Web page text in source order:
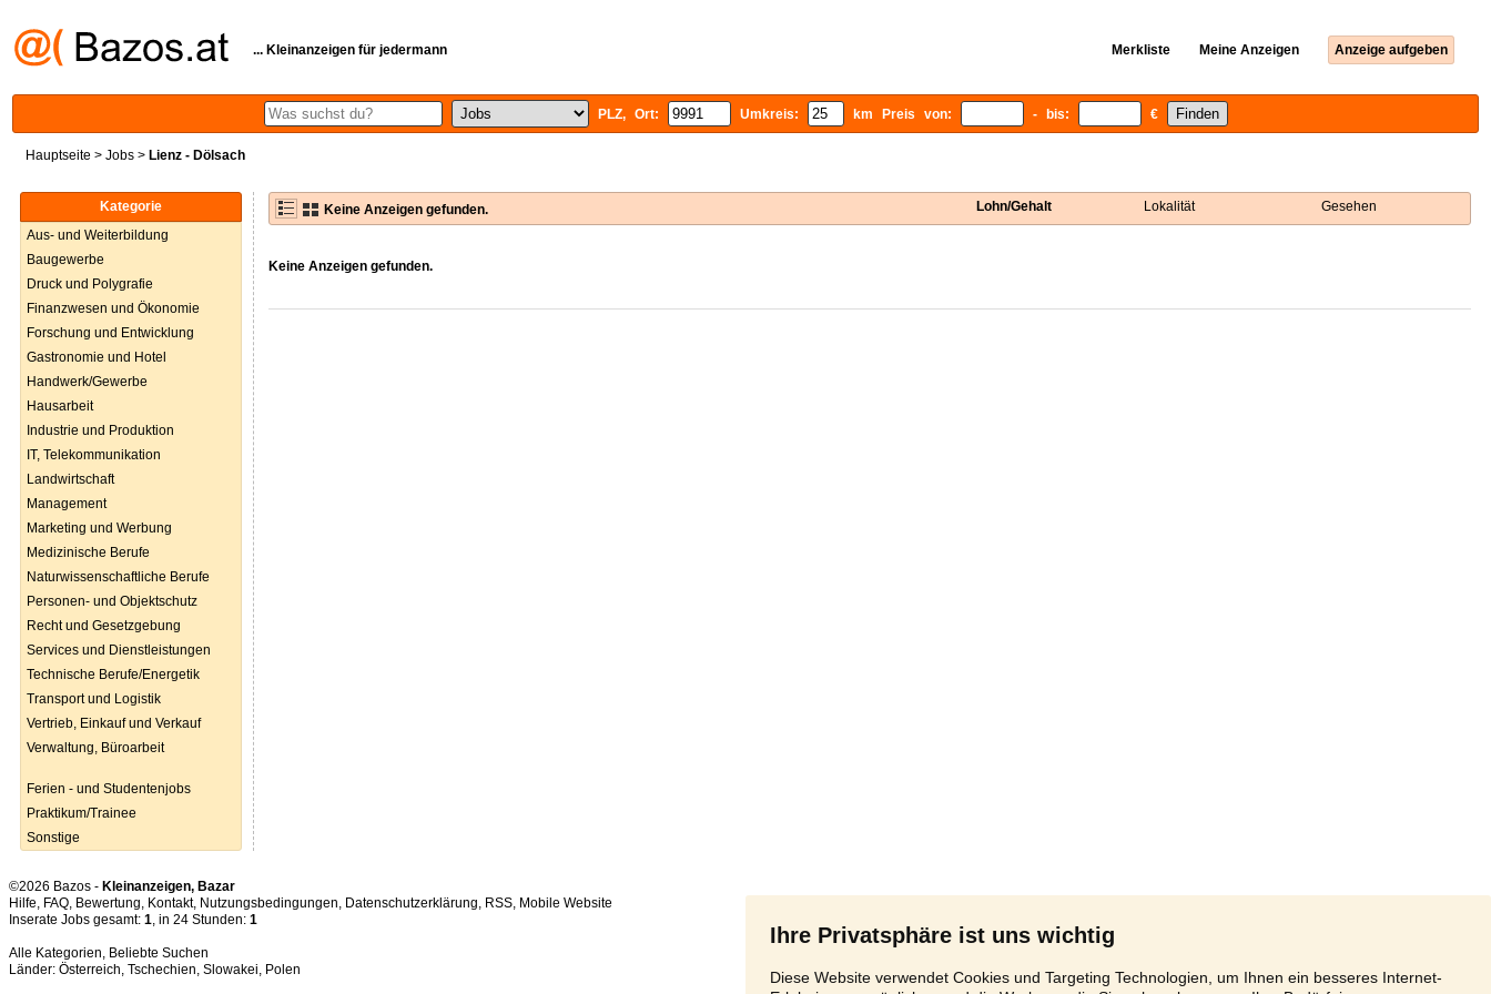
Ihre Privatsphäre ist uns wichtig
Diese Website verwendet Cookies und Targeting Technologien, um Ihnen ein besseres Internet-
... Kleinanzeigen für jedermann Merkliste Meine Anzeigen Anzeige aufgeben
PLZ, Ort: Umkreis: km Preis von: - bis: €
Hauptseite > Jobs > Lienz - Dölsach
Kategorie
Aus- und Weiterbildung
Baugewerbe
Druck und Polygrafie
Finanzwesen und Ökonomie
Forschung und Entwicklung
Gastronomie und Hotel
Handwerk/Gewerbe
Hausarbeit
Industrie und Produktion
IT, Telekommunikation
Landwirtschaft
Management
Marketing und Werbung
Medizinische Berufe
Naturwissenschaftliche Berufe
Personen- und Objektschutz
Recht und Gesetzgebung
Services und Dienstleistungen
Technische Berufe/Energetik
Transport und Logistik
Vertrieb, Einkauf und Verkauf
Verwaltung, Büroarbeit
Ferien - und Studentenjobs
Praktikum/Trainee
Sonstige
Keine Anzeigen gefunden. Lohn/Gehalt Lokalität Gesehen
Keine Anzeigen gefunden.
©2026 Bazos - Kleinanzeigen, Bazar
Hilfe, FAQ, Bewertung, Kontakt, Nutzungsbedingungen, Datenschutzerklärung, RSS,
Inserate Jobs gesamt: 1, in 24 Stunden: 1
Alle Kategorien, Beliebte Suchen
Länder: Österreich, Tschechien, Slowakei, Polen